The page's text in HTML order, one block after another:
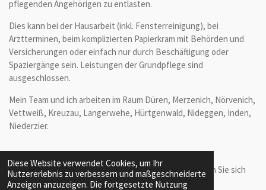
Diese Website verwendet Cookies, um Ihr
Nutzererlebnis zu verbessern und maßgeschneiderte
Anzeigen anzuzeigen. Die fortgesetzte Nutzung
pflegenden Angehörigen zu entlasten.
Dies kann bei der Hausarbeit (inkl. Fensterreinigung), bei
Arztterminen, beim komplizierten Papierkram mit Behörden und
Versicherungen oder einfach nur durch Beschäftigung oder
Spaziergänge sein. Leistungen der Grundpflege sind
ausgeschlossen.
Mein Team und ich arbeiten im Raum Düren, Merzenich, Nörvenich,
Vettweiß, Kreuzau, Langerwehe, Hürtgenwald, Nideggen, Inden,
Niederzier.
Wir haben aktuell sofort freie Kapazitäten.Melden Sie sich
gerne!